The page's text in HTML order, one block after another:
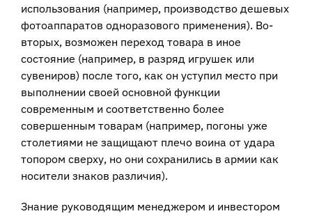
использования (например, производство де­шевых
фотоаппаратов одноразового применения). Во-
вторых, возможен переход товара в иное
состояние (например, в разряд игрушек или
сувениров) после того, как он уступил место при
выполнении своей основной функции
современным и соответственно более
совершенным товарам (например, погоны уже
столетиями не защищают плечо воина от удара
топором сверху, но они сохранились в армии как
носители знаков различия).
Знание руководящим менеджером и инвестором